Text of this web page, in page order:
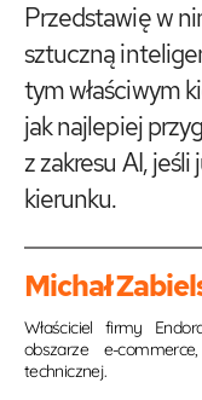
Przedstawię w
sztuczną
tym właściwym
jak najlepiej
z zakresu AI,
kierunku.
Michał
Właściciel firmy
obszarze e-
technicznej.